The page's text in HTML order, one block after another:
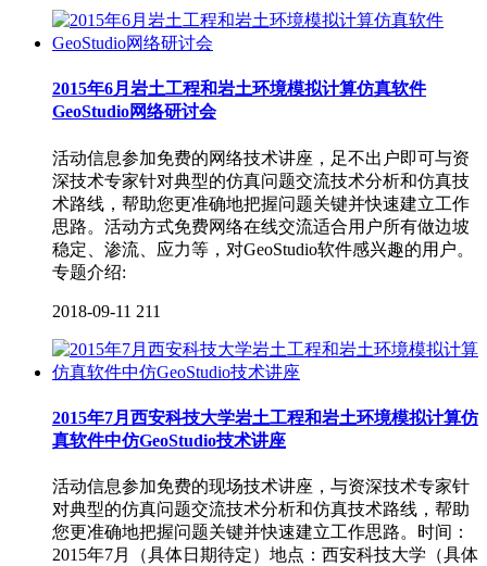
2015年6月岩土工程和岩土环境模拟计算仿真软件
GeoStudio网络研讨会
活动信息参加免费的网络技术讲座，足不出户即可与资
深技术专家针对典型的仿真问题交流技术分析和仿真技
术路线，帮助您更准确地把握问题关键并快速建立工作
思路。活动方式免费网络在线交流适合用户所有做边坡
稳定、渗流、应力等，对GeoStudio软件感兴趣的用户。
专题介绍:
2018-09-11 211
2015年7月西安科技大学岩土工程和岩土环境模拟计算仿
真软件中仿GeoStudio技术讲座
活动信息参加免费的现场技术讲座，与资深技术专家针
对典型的仿真问题交流技术分析和仿真技术路线，帮助
您更准确地把握问题关键并快速建立工作思路。时间：
2015年7月（具体日期待定）地点：西安科技大学（具体